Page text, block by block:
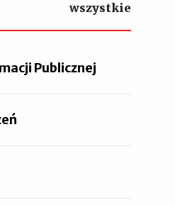
wszystkie
Publicznej